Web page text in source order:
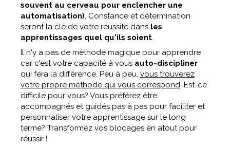
souvent au cerveau pour enclencher une
automatisation), Constance et détermination
seront la clé de votre réussite dans les
apprentissages quel qu'ils soient.
Il n'y a pas de méthode magique pour apprendre
car c'est votre capacité à vous auto-discipliner
qui fera la différence. Peu à peu, vous trouverez
votre propre méthode qui vous correspond. Est-ce
difficile pour vous? Vous préférez être
accompagnés et guidés pas à pas pour faciliter et
personnaliser votre apprentissage sur le long
terme? Transformez vos blocages en atout pour
réussir !